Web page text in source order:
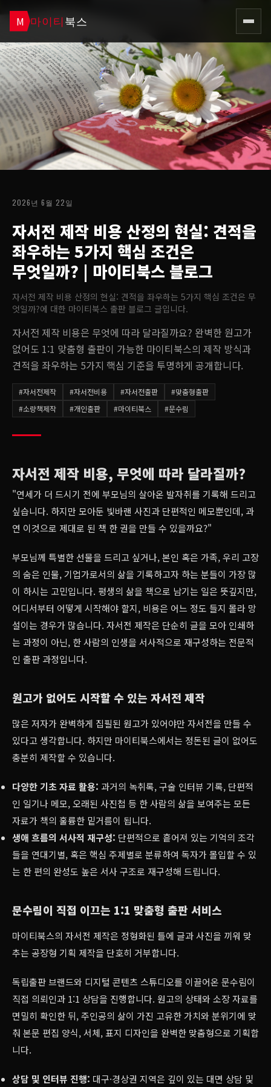
M 마이티북스
2026년 6월 22일
자서전 제작 비용 산정의 현실: 견적을
좌우하는 5가지 핵심 조건은
무엇일까? | 마이티북스 블로그
자서전 제작 비용 산정의 현실: 견적을 좌우하는 5가지 핵심 조건은 무
엇일까?에 대한 마이티북스 출판 블로그 글입니다.
자서전 제작 비용은 무엇에 따라 달라질까요? 완벽한 원고가
없어도 1:1 맞춤형 출판이 가능한 마이티북스의 제작 방식과
견적을 좌우하는 5가지 핵심 기준을 투명하게 공개합니다.
#자서전제작 #자서전비용 #자서전출판 #맞춤형출판
#소량책제작 #개인출판 #마이티북스 #문수림
자서전 제작 비용, 무엇에 따라 달라질까?
"연세가 더 드시기 전에 부모님의 살아온 발자취를 기록해 드리고
싶습니다. 하지만 모아둔 빛바랜 사진과 단편적인 메모뿐인데, 과
연 이것으로 제대로 된 책 한 권을 만들 수 있을까요?"
부모님께 특별한 선물을 드리고 싶거나, 본인 혹은 가족, 우리 고장
의 숨은 인물, 기업가로서의 삶을 기록하고자 하는 분들이 가장 많
이 하시는 고민입니다. 평생의 삶을 책으로 남기는 일은 뜻깊지만,
어디서부터 어떻게 시작해야 할지, 비용은 어느 정도 들지 몰라 망
설이는 경우가 많습니다. 자서전 제작은 단순히 글을 모아 인쇄하
는 과정이 아닌, 한 사람의 인생을 서사적으로 재구성하는 전문적
인 출판 과정입니다.
원고가 없어도 시작할 수 있는 자서전 제작
많은 저자가 완벽하게 집필된 원고가 있어야만 자서전을 만들 수
있다고 생각합니다. 하지만 마이티북스에서는 정돈된 글이 없어도
충분히 제작할 수 있습니다.
다양한 기초 자료 활용: 과거의 녹취록, 구술 인터뷰 기록, 단편적
인 일기나 메모, 오래된 사진첩 등 한 사람의 삶을 보여주는 모든
자료가 책의 훌륭한 밑거름이 됩니다.
생애 흐름의 서사적 재구성: 단편적으로 흩어져 있는 기억의 조각
들을 연대기별, 혹은 핵심 주제별로 분류하여 독자가 몰입할 수 있
는 한 편의 완성도 높은 서사 구조로 재구성해 드립니다.
문수림이 직접 이끄는 1:1 맞춤형 출판 서비스
마이티북스의 자서전 제작은 정형화된 틀에 글과 사진을 끼워 맞
추는 공장형 기획 제작을 단호히 거부합니다.
독립출판 브랜드와 디지털 콘텐츠 스튜디오를 이끌어온 문수림이
직접 의뢰인과 1:1 상담을 진행합니다. 원고의 상태와 소장 자료를
면밀히 확인한 뒤, 주인공의 삶이 가진 고유한 가치와 분위기에 맞
춰 본문 편집 양식, 서체, 표지 디자인을 완벽한 맞춤형으로 기획합
니다.
상담 및 인터뷰 진행: 대구·경상권 지역은 깊이 있는 대면 상담 및